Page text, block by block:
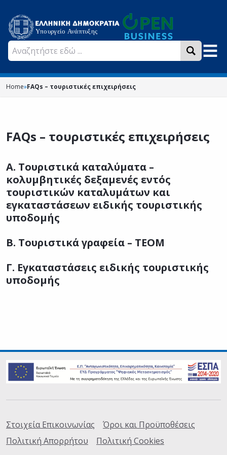
Home»FAQs – τουριστικές επιχειρήσεις
FAQs – τουριστικές επιχειρήσεις
Α. Τουριστικά καταλύματα –
κολυμβητικές δεξαμενές εντός
τουριστικών καταλυμάτων και
εγκαταστάσεων ειδικής τουριστικής
υποδομής
Β. Τουριστικά γραφεία – ΤΕΟΜ
Γ. Εγκαταστάσεις ειδικής τουριστικής
υποδομής
Σύνδεσμοι
Στοιχεία Επικοινωνίας
Όροι και Προϋποθέσεις
Πολιτική Απορρήτου
Πολιτική Cookies